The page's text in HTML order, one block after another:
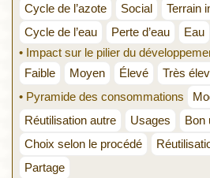
Cycle de l’azote
Social
Terrain
Cycle de l’eau
Perte d’eau
Eau
• Impact sur le pilier du
Faible
Moyen Élevé
Très
• Pyramide des consommations
Réutilisation autre
Usages
Bon
Choix selon le procédé
Partage